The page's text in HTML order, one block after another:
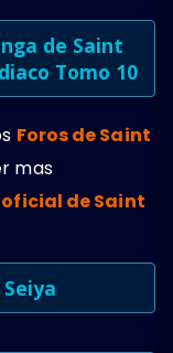
de Saint
Tomo 10
Foros de Saint
mas
de Saint